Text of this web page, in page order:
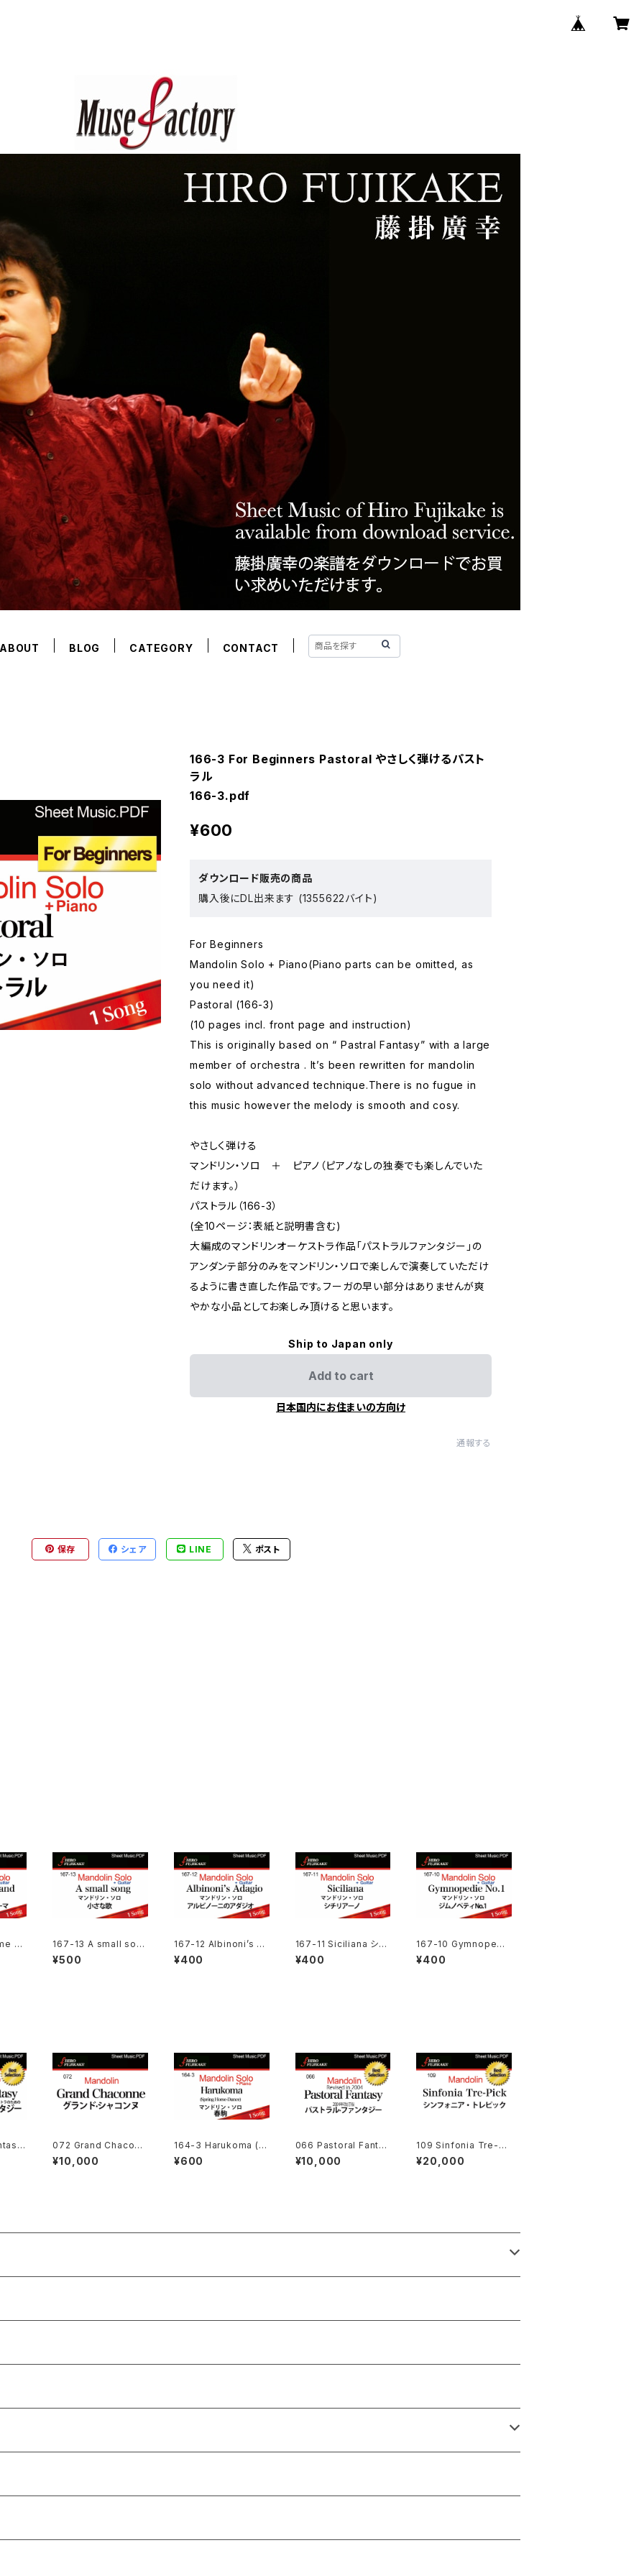
BLOG CATEGORY CONTACT
166-3 For Beginners Pastoral やさしく弾けるパスト
ラル
166-3.pdf
¥600
ダウンロード販売の商品
購入後にDL出来ます (1355622バイト)
For Beginners
Mandolin Solo + Piano(Piano parts can be omitted, as
you need it)
Pastoral (166-3)
(10 pages incl. front page and instruction)
This is originally based on “ Pastral Fantasy” with a large
member of orchestra . It’s been rewritten for mandolin
solo without advanced technique.There is no fugue in
this music however the melody is smooth and cosy.
やさしく弾ける
マンドリン・ソロ ＋ ピアノ（ピアノなしの独奏でも楽しんでいた
だけます。）
パストラル（166-3）
(全10ページ：表紙と説明書含む)
大編成のマンドリンオーケストラ作品「パストラルファンタジー」の
アンダンテ部分のみをマンドリン・ソロで楽しんで演奏していただけ
るように書き直した作品です。フーガの早い部分はありませんが爽
やかな小品としてお楽しみ頂けると思います。
Ship to Japan only
Add to cart
日本国内にお住まいの方向け
通報する
保存 シェア LINE ポスト
La
167-13 A small son
g (Lyrical Short Piec
e)小さな歌
¥500
167-12 Albinoni’s A
dagio アルビノーニの
アダジオ
¥400
167-11 Siciliana シチ
リアーノ
¥400
167-10 Gymnopedi
e No.1 ジムノペティN
o.1
¥400
072 Grand Chaconn
e (グランド·シャコンヌ)
¥10,000
164-3 Harukoma (S
pring Horse-Dance)
春駒
¥600
066 Pastoral Fantas
y Revised in 2004
パストラル·ファンタジー
¥10,000
109 Sinfonia Tre-Pi
ck
¥20,000